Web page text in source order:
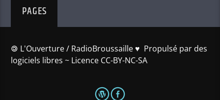
PAGES
🄯 L'Ouverture / RadioBroussaille ♥️ Propulsé par des
logiciels libres ~ Licence CC-BY-NC-SA